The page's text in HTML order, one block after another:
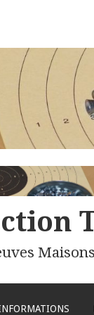
Maisons